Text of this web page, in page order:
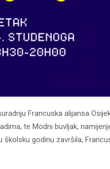
Francuska alijansa
te Modni buvljak,
školsku godinu završila,